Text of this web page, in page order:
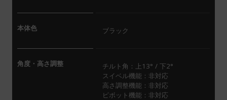
本体色 ブラック
角度・高さ調整
チルト角：上13° / 下2°
スイベル機能：非対応
高さ調整機能：非対応
ピボット機能：非対応